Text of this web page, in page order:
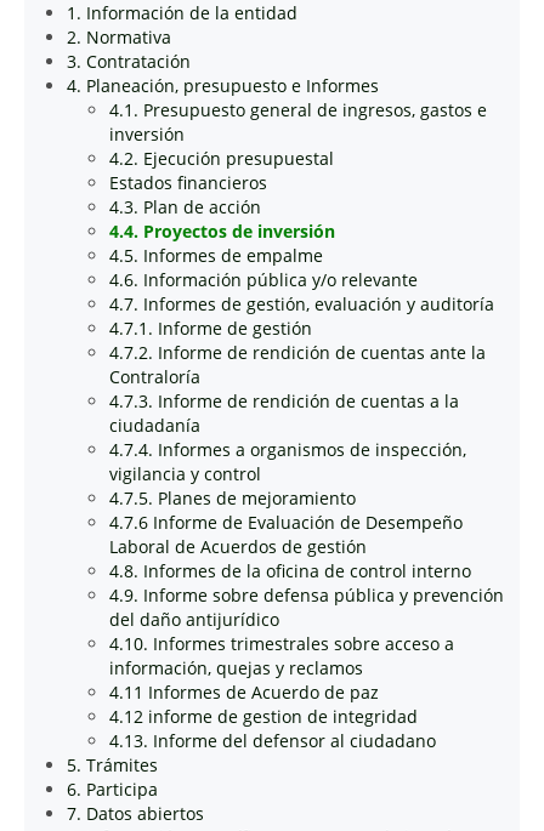
1. Información de la entidad
2. Normativa
3. Contratación
4. Planeación, presupuesto e Informes
4.1. Presupuesto general de ingresos, gastos e
inversión
4.2. Ejecución presupuestal
Estados financieros
4.3. Plan de acción
4.4. Proyectos de inversión
4.5. Informes de empalme
4.6. Información pública y/o relevante
4.7. Informes de gestión, evaluación y auditoría
4.7.1. Informe de gestión
4.7.2. Informe de rendición de cuentas ante la
Contraloría
4.7.3. Informe de rendición de cuentas a la
ciudadanía
4.7.4. Informes a organismos de inspección,
vigilancia y control
4.7.5. Planes de mejoramiento
4.7.6 Informe de Evaluación de Desempeño
Laboral de Acuerdos de gestión
4.8. Informes de la oficina de control interno
4.9. Informe sobre defensa pública y prevención
del daño antijurídico
4.10. Informes trimestrales sobre acceso a
información, quejas y reclamos
4.11 Informes de Acuerdo de paz
4.12 informe de gestion de integridad
4.13. Informe del defensor al ciudadano
5. Trámites
6. Participa
7. Datos abiertos